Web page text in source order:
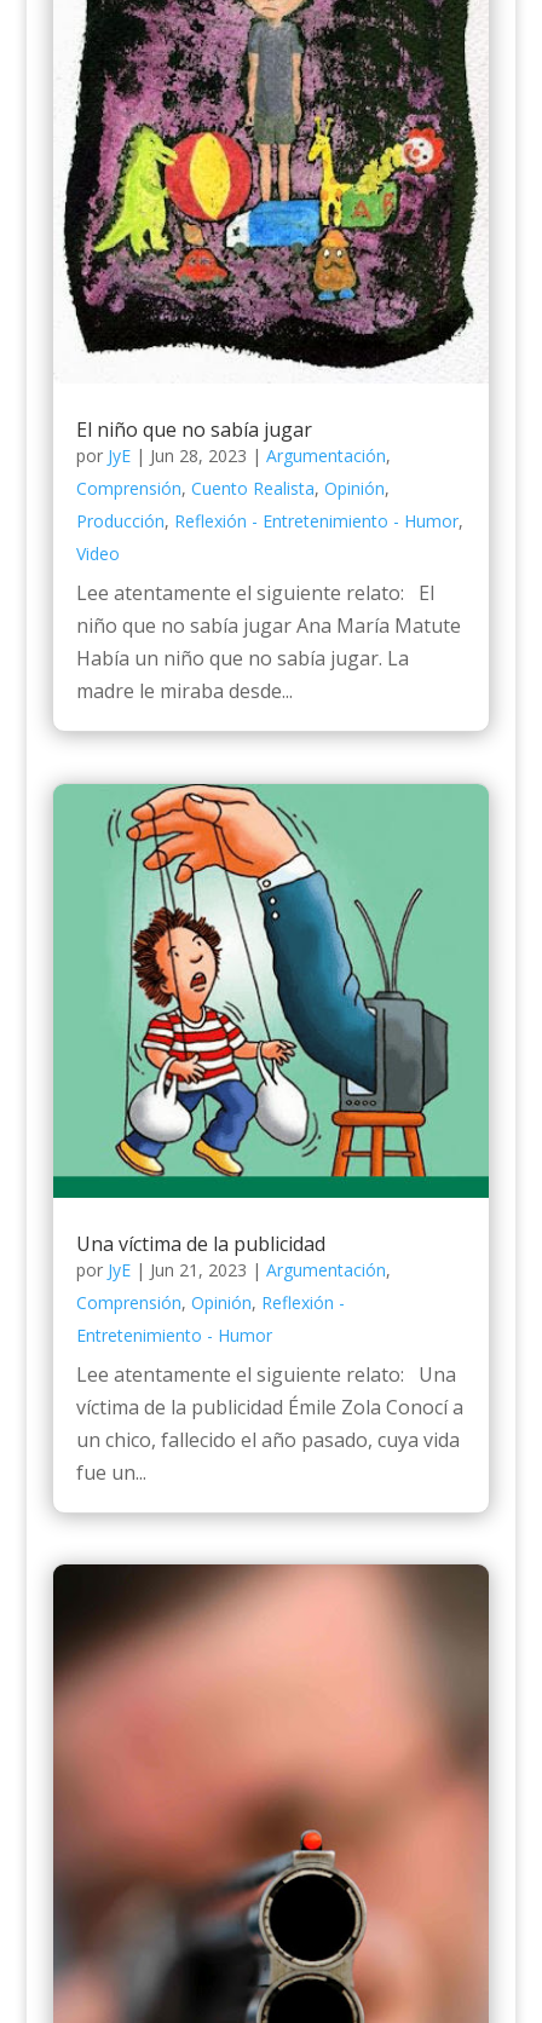
El niño que no sabía jugar
por JyE| Jun 28, 2023 | Argumentación,
Comprensión, Cuento Realista, Opinión,
Producción, Reflexión - Entretenimiento - Humor,
Video
Lee atentamente el siguiente relato: El
niño que no sabía jugar Ana María Matute
Había un niño que no sabía jugar. La
madre le miraba desde...
Una víctima de la publicidad
por JyE| Jun 21, 2023 | Argumentación,
Comprensión, Opinión, Reflexión -
Entretenimiento - Humor
Lee atentamente el siguiente relato: Una
víctima de la publicidad Émile Zola Conocí a
un chico, fallecido el año pasado, cuya vida
fue un...